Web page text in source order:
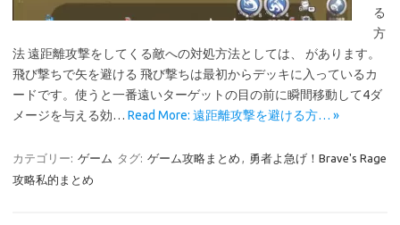
る
方
法 遠距離攻撃をしてくる敵への対処方法としては、 があります。
飛び撃ちで矢を避ける 飛び撃ちは最初からデッキに入っているカ
ードです。使うと一番遠いターゲットの目の前に瞬間移動して4ダ
メージを与える効… Read More: 遠距離攻撃を避ける方… »
カテゴリー: ゲーム タグ: ゲーム攻略まとめ , 勇者よ急げ！Brave's Rage
攻略私的まとめ